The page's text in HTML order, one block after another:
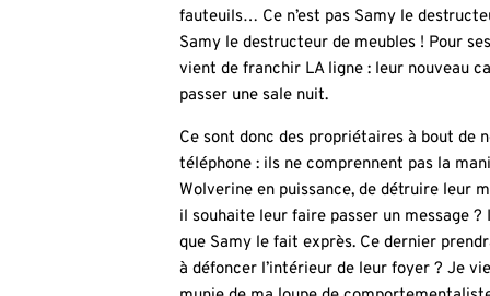
fauteuils… Ce n’est pas Samy le
Samy le destructeur de meubles ! Pour
vient de franchir LA ligne : leur nouveau
passer une sale nuit.
Ce sont donc des propriétaires à bout de
téléphone : ils ne comprennent pas la
Wolverine en puissance, de détruire leur
il souhaite leur faire passer un message ?
que Samy le fait exprès. Ce dernier
à défoncer l’intérieur de leur foyer ? Je